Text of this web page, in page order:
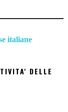
italiane
DELLE